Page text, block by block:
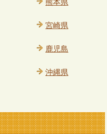
熊本県
宮崎県
鹿児島
沖縄県